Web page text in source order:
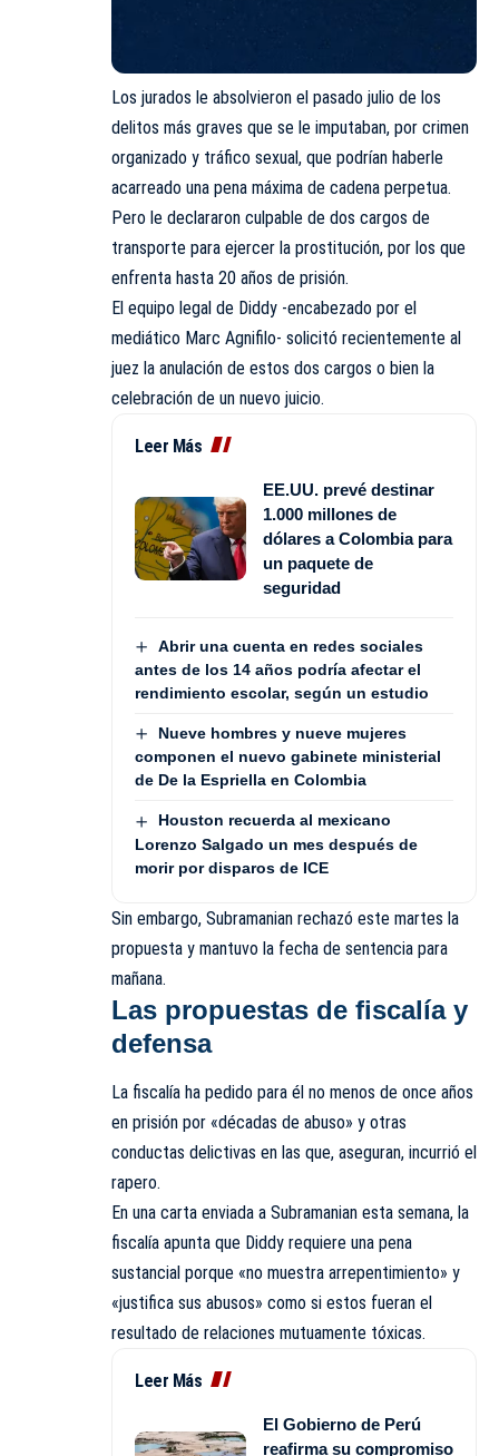
Los jurados le absolvieron el pasado julio de los
delitos más graves que se le imputaban, por crimen
organizado y tráfico sexual, que podrían haberle
acarreado una pena máxima de cadena perpetua.
Pero le declararon culpable de dos cargos de
transporte para ejercer la prostitución, por los que
enfrenta hasta 20 años de prisión.
El equipo legal de Diddy -encabezado por el
mediático Marc Agnifilo- solicitó recientemente al
juez la anulación de estos dos cargos o bien la
celebración de un nuevo juicio.
Leer Más
EE.UU. prevé destinar
1.000 millones de
dólares a Colombia para
un paquete de
seguridad
Abrir una cuenta en redes sociales
antes de los 14 años podría afectar el
rendimiento escolar, según un estudio
Nueve hombres y nueve mujeres
componen el nuevo gabinete ministerial
de De la Espriella en Colombia
Houston recuerda al mexicano
Lorenzo Salgado un mes después de
morir por disparos de ICE
Sin embargo, Subramanian rechazó este martes la
propuesta y mantuvo la fecha de sentencia para
mañana.
Las propuestas de fiscalía y
defensa
La fiscalía ha pedido para él no menos de once años
en prisión por «décadas de abuso» y otras
conductas delictivas en las que, aseguran, incurrió el
rapero.
En una carta enviada a Subramanian esta semana, la
fiscalía apunta que Diddy requiere una pena
sustancial porque «no muestra arrepentimiento» y
«justifica sus abusos» como si estos fueran el
resultado de relaciones mutuamente tóxicas.
Leer Más
El Gobierno de Perú
reafirma su compromiso